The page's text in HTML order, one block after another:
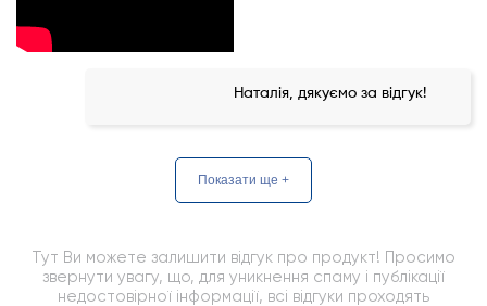
Наталія, дякуємо за відгук!
Показати ще +
Тут Ви можете залишити відгук про продукт! Просимо
звернути увагу, що, для уникнення спаму і публікації
недостовірної інформації, всі відгуки проходять